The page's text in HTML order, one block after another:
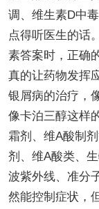
调、维生素D中
点得听医生的话
素答案时，正确
真的让药物发挥
银屑病的治疗，
像卡泊三醇这样
霜剂、维A酸制
剂、维A酸类、
波紫外线、准分
然能控制症状，